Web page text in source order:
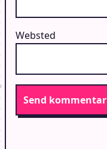
Websted